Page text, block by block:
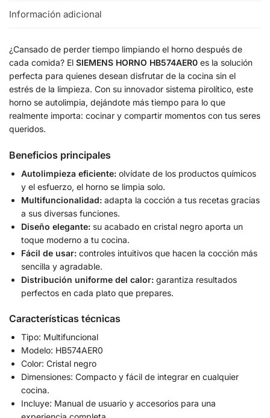
Información adicional
¿Cansado de perder tiempo limpiando el horno después de
cada comida? El SIEMENS HORNO HB574AER0 es la solución
perfecta para quienes desean disfrutar de la cocina sin el
estrés de la limpieza. Con su innovador sistema pirolítico, este
horno se autolimpia, dejándote más tiempo para lo que
realmente importa: cocinar y compartir momentos con tus seres
queridos.
Beneficios principales
Autolimpieza eficiente: olvídate de los productos químicos
y el esfuerzo, el horno se limpia solo.
Multifuncionalidad: adapta la cocción a tus recetas gracias
a sus diversas funciones.
Diseño elegante: su acabado en cristal negro aporta un
toque moderno a tu cocina.
Fácil de usar: controles intuitivos que hacen la cocción más
sencilla y agradable.
Distribución uniforme del calor: garantiza resultados
perfectos en cada plato que prepares.
Características técnicas
Tipo: Multifuncional
Modelo: HB574AER0
Color: Cristal negro
Dimensiones: Compacto y fácil de integrar en cualquier
cocina.
Incluye: Manual de usuario y accesorios para una